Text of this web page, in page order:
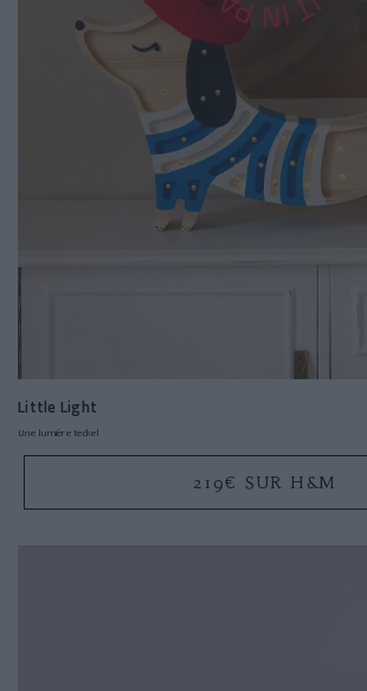
Little Light
Une lumière teckel
219€ SUR H&M